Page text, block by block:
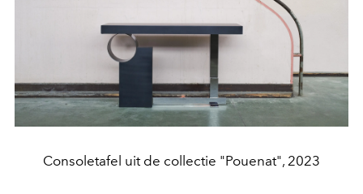
Consoletafel uit de collectie "Pouenat", 2023